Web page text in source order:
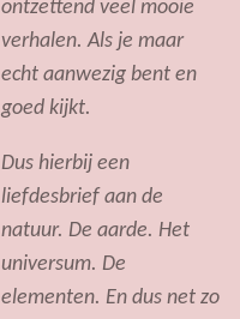
ontzettend veel mooie
verhalen. Als je maar
echt aanwezig bent en
goed kijkt.
Dus hierbij een
liefdesbrief aan de
natuur. De aarde. Het
universum. De
elementen. En dus net zo